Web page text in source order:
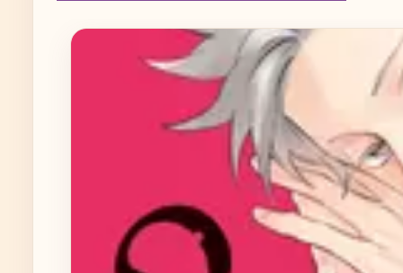
Produktgalerie überspringen